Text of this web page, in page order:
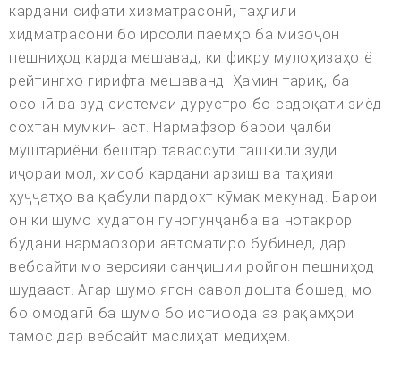
кардани сифати хизматрасонӣ, таҳлили
хидматрасонӣ бо ирсоли паёмҳо ба мизоҷон
пешниҳод карда мешавад, ки фикру мулоҳизаҳо ё
рейтингҳо гирифта мешаванд. Ҳамин тариқ, ба
осонӣ ва зуд системаи дурустро бо садоқати зиёд
сохтан мумкин аст. Нармафзор барои ҷалби
муштариёни бештар тавассути ташкили зуди
иҷораи мол, ҳисоб кардани арзиш ва таҳияи
ҳуҷҷатҳо ва қабули пардохт кӯмак мекунад. Барои
он ки шумо худатон гуногунҷанба ва нотакрор
будани нармафзори автоматиро бубинед, дар
вебсайти мо версияи санҷишии ройгон пешниҳод
шудааст. Агар шумо ягон савол дошта бошед, мо
бо омодагӣ ба шумо бо истифода аз рақамҳои
тамос дар вебсайт маслиҳат медиҳем.